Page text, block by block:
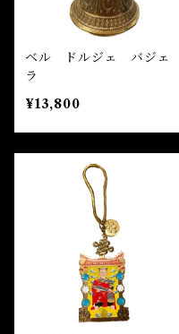
ベル ドルジェ バジェ
ラ
¥13,800